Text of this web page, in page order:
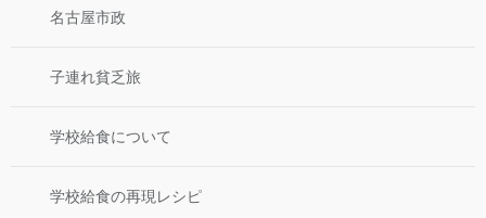
名古屋市政
子連れ貧乏旅
学校給食について
学校給食の再現レシピ